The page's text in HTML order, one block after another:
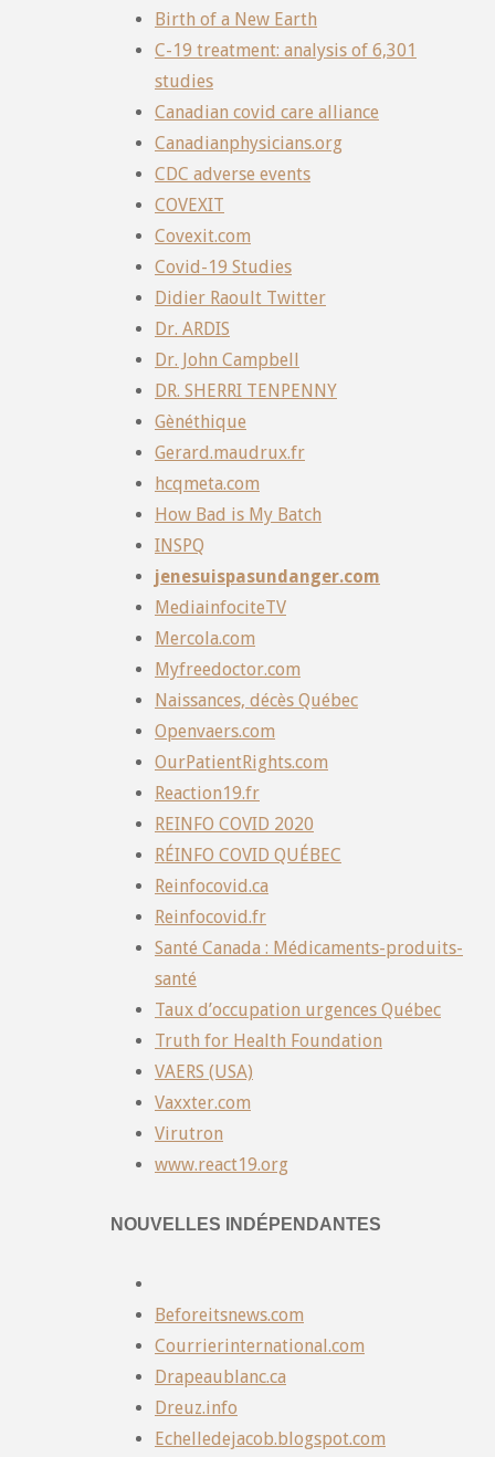
Birth of a New Earth
C-19 treatment: analysis of 6,301
studies
Canadian covid care alliance
Canadianphysicians.org
CDC adverse events
COVEXIT
Covexit.com
Covid-19 Studies
Didier Raoult Twitter
Dr. ARDIS
Dr. John Campbell
DR. SHERRI TENPENNY
Gènéthique
Gerard.maudrux.fr
hcqmeta.com
How Bad is My Batch
INSPQ
jenesuispasundanger.com
MediainfociteTV
Mercola.com
Myfreedoctor.com
Naissances, décès Québec
Openvaers.com
OurPatientRights.com
Reaction19.fr
REINFO COVID 2020
RÉINFO COVID QUÉBEC
Reinfocovid.ca
Reinfocovid.fr
Santé Canada : Médicaments-produits-
santé
Taux d’occupation urgences Québec
Truth for Health Foundation
VAERS (USA)
Vaxxter.com
Virutron
www.react19.org
NOUVELLES INDÉPENDANTES
Beforeitsnews.com
Courrierinternational.com
Drapeaublanc.ca
Dreuz.info
Echelledejacob.blogspot.com